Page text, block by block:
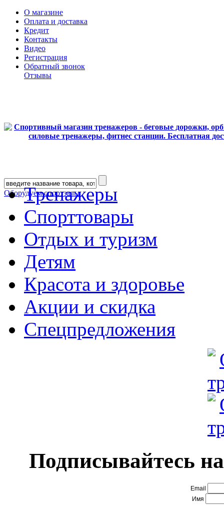
О магазине
Оплата и доставка
Кредит
Контакты
Видео
Регистрация
Обратный звонок
Отзывы
Оборудуем спортзалы
Тренажеры
Спорттовары
Отдых и туризм
Детям
Красота и здоровье
Акции и скидка
Спецпредложения
Подписывайтесь
Email
Имя